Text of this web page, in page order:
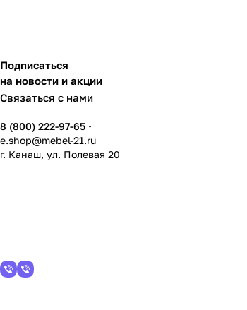
Подписаться
на новости и акции
Связаться с нами
8 (800) 222-97-65
e.shop@mebel-21.ru
г. Канаш, ул. Полевая 20